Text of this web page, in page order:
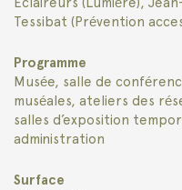
Tessibat (Prévention
Programme
Musée, salle de
muséales, ateliers des
salles d’exposition
administration
Surface